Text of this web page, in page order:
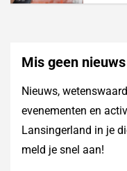
Mis geen
Nieuws,
evenementen en
Lansingerland in je
meld je snel aan!